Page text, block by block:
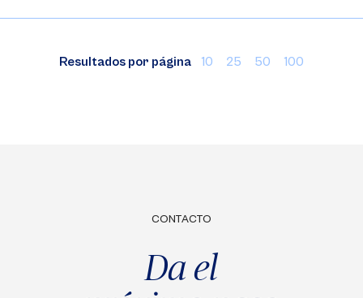
Resultados por página 10 25 50 100
CONTACTO
Da el